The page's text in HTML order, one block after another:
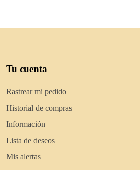
Tu cuenta
Rastrear mi pedido
Historial de compras
Información
Lista de deseos
Mis alertas